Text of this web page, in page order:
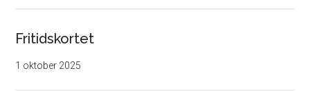
Fritidskortet
1 oktober 2025